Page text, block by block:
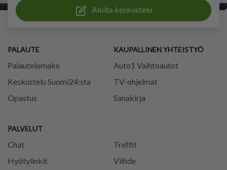
Aloita keskustelu
PALAUTE
Palautelomake
Keskustelu Suomi24:sta
Opastus
PALVELUT
Chat
Treffit
Hyötylinkit
Viihde
KAUPALLINEN YHTEISTYÖ
Auto1 Vaihtoautot
TV-ohjelmat
Sanakirja